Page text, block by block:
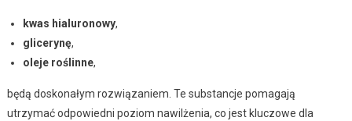
kwas hialuronowy,
glicerynę,
oleje roślinne,
będą doskonałym rozwiązaniem. Te substancje pomagają
utrzymać odpowiedni poziom nawilżenia, co jest kluczowe dla